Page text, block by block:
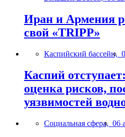
Иран и Армения
свой «TRIPP»
Каспийский бассейн,
Каспий
оценка рисков,
уязвимостей
Социальная сфера, 06